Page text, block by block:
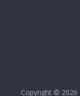
Copyright © 2026